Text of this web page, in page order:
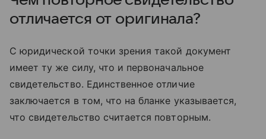
отличается от оригинала?
С юридической точки зрения такой документ
имеет ту же силу, что и первоначальное
свидетельство. Единственное отличие
заключается в том, что на бланке указывается,
что свидетельство считается повторным.